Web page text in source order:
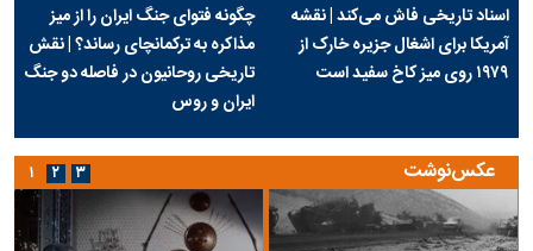
اسناد تاریخی فاش می‌کند | نقشه
آمریکا برای اشغال جزیره خارک از
۱۹۷۹ روی میز کاخ سفید است
چگونه فتوای جنگ ایران را از میز
مذاکره به ترکمانچای رساند؟ | نقش
تاریخی روحانیون در فاصله دو جنگ
ایران و روس
عکس‌نوشت ۱ ۲ ۳